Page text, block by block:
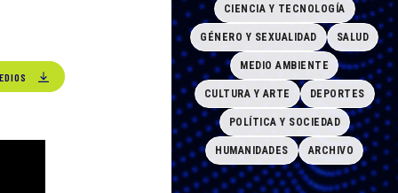
CIENCIA Y TECNOLOGÍA
GÉNERO Y SEXUALIDAD SALUD
MEDIO AMBIENTE
CULTURA Y ARTE DEPORTES
POLÍTICA Y SOCIEDAD
HUMANIDADES ARCHIVO